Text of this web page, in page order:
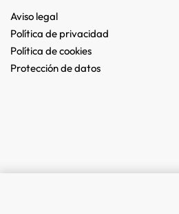
Aviso legal
Política de privacidad
Política de cookies
Protección de datos